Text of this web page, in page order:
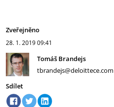
Zveřejněno
28. 1. 201909:41
Tomáš Brandejs
tbrandejs@deloittece.com
Sdílet